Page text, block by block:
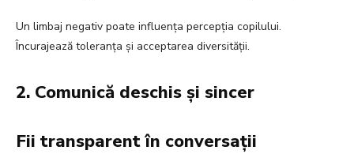
Un limbaj negativ poate influența percepția copilului.
Încurajează toleranța și acceptarea diversității.
2. Comunică deschis și sincer
Fii transparent în conversații